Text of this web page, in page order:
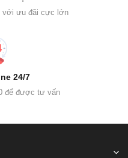
với ưu đãi cực lớn
24/7
để được tư vấn